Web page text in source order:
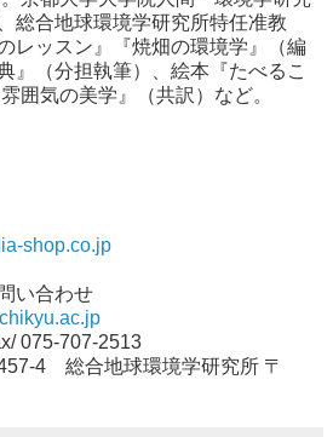
総合地球環境学研究所特任准教
レッスン』『焼畑の環境学』（編
』（分担執筆）、絵本『たべるこ
囲気の美学』（共訳）など。
shop.co.jp
い合わせ
075-707-2513
4 総合地球環境学研究所 〒